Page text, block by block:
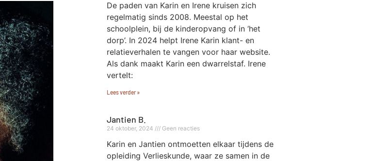
De paden van Karin en Irene kruisen zich
regelmatig sinds 2008. Meestal op het
schoolplein, bij de kinderopvang of in ‘het
dorp’. In 2024 helpt Irene Karin klant- en
relatieverhalen te vangen voor haar website.
Als dank maakt Karin een dwarrelstaf. Irene
vertelt:
Lees verder »
Jantien B.
24 oktober, 2024 Geen reacties
Karin en Jantien ontmoetten elkaar tijdens de
opleiding Verlieskunde, waar ze samen in de